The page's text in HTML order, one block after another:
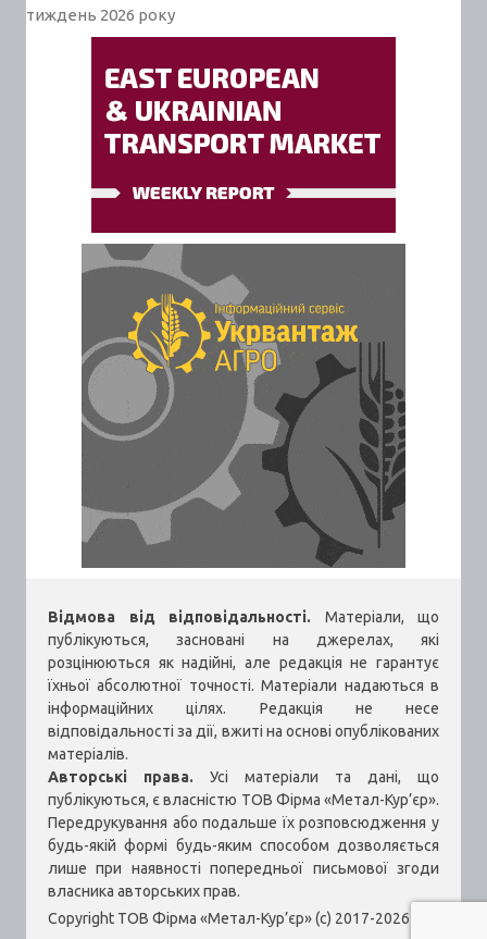
тиждень 2026 року
Відмова від відповідальності. Матеріали, що
публікуються, засновані на джерелах, які
розцінюються як надійні, але редакція не гарантує
їхньої абсолютної точності. Матеріали надаються в
інформаційних цілях. Редакція не несе
відповідальності за дії, вжиті на основі опублікованих
матеріалів.
Авторські права. Усі матеріали та дані, що
публікуються, є власністю ТОВ Фірма «Метал-Кур’єр».
Передрукування або подальше їх розповсюдження у
будь-якій формі будь-яким способом дозволяється
лише при наявності попередньої письмової згоди
власника авторських прав.
Copyright ТОВ Фірма «Метал-Кур’єр» (c) 2017-2026